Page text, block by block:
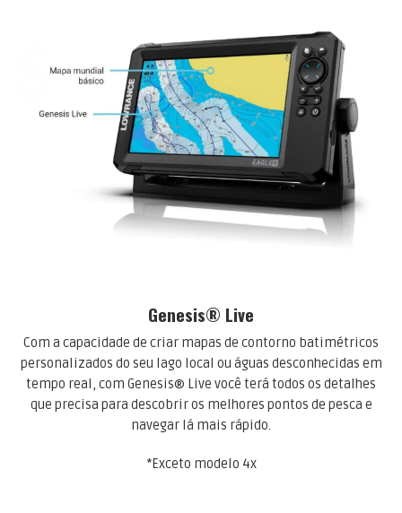
Genesis® Live
Com a capacidade de criar mapas de contorno batimétricos
personalizados do seu lago local ou águas desconhecidas em
tempo real, com Genesis® Live você terá todos os detalhes
que precisa para descobrir os melhores pontos de pesca e
navegar lá mais rápido.
*Exceto modelo 4x